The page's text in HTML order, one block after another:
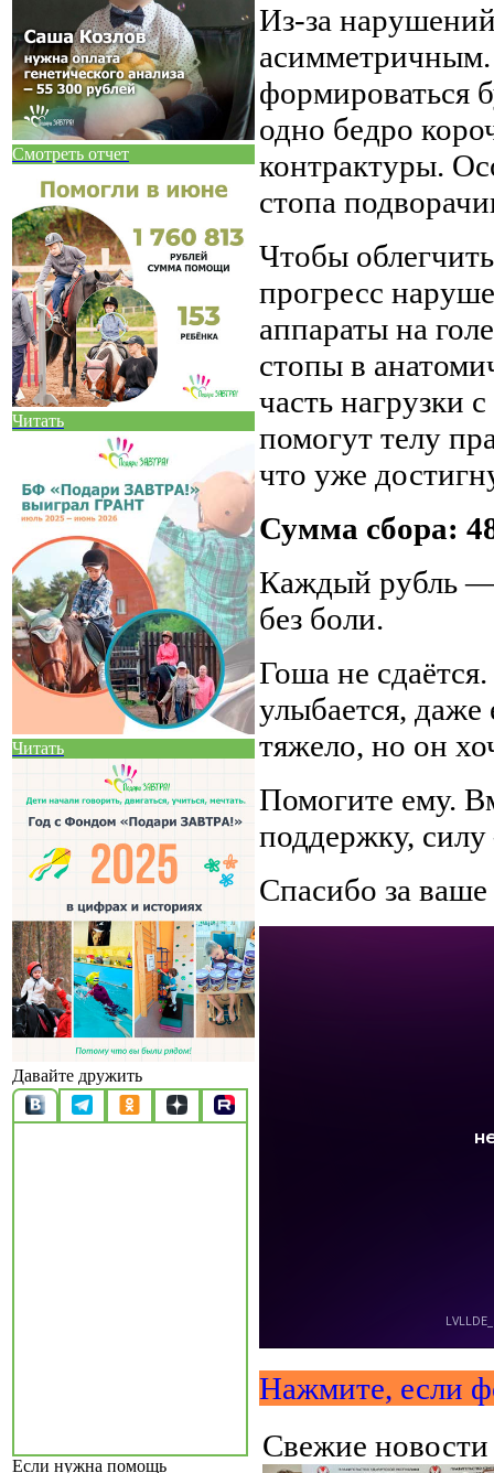
Смотреть отчет
Читать
Читать
Давайте дружить
Если нужна помощь
Из-за
формироваться
одно бедро
контрактуры.
стопа
Чтобы
прогресс
аппараты на
стопы в
часть нагрузки
помогут телу
что уже
Сумма сбора:
Каждый рубль
без боли.
Гоша не
улыбается,
тяжело, но он
Помогите ему.
поддержку,
Спасибо за ваше
Нажмите, если
Свежие